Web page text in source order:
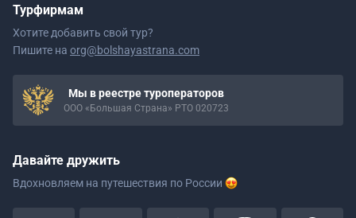
Турфирмам
Хотите добавить свой тур?
Пишите на org@bolshayastrana.com
Мы в реестре туроператоров
ООО «Большая Страна» РТО 020723
Давайте дружить
Вдохновляем на путешествия по России